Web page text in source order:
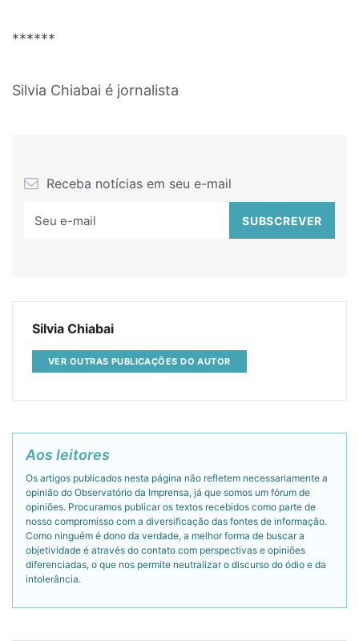
******
Silvia Chiabai é jornalista
Receba notícias em seu e-mail
Silvia Chiabai
VER OUTRAS PUBLICAÇÕES DO AUTOR
Aos leitores
Os artigos publicados nesta página não refletem necessariamente a
opinião do Observatório da Imprensa, já que somos um fórum de
opiniões. Procuramos publicar os textos recebidos como parte de
nosso compromisso com a diversificação das fontes de informação.
Como ninguém é dono da verdade, a melhor forma de buscar a
objetividade é através do contato com perspectivas e opiniões
diferenciadas, o que nos permite neutralizar o discurso do ódio e da
intolerância.